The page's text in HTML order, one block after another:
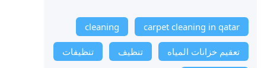
carpet cleaning in qatar
cleaning
تعقيم خزانات المياه تنظيف تنظيفات